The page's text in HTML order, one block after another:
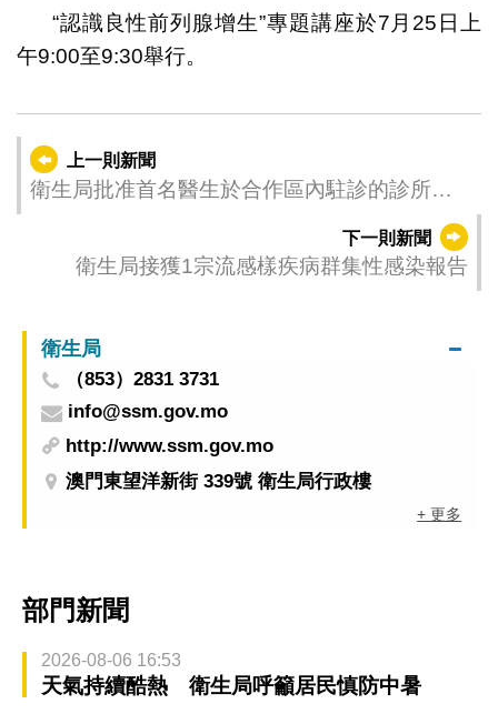
“認識良性前列腺增生”專題講座於7月25日上
午9:00至9:30舉行。
上一則新聞
衛生局批准首名醫生於合作區內駐診的診所參
下一則新聞
衛生局接獲1宗流感樣疾病群集性感染報告
衛生局
（853）2831 3731
info@ssm.gov.mo
http://www.ssm.gov.mo
澳門東望洋新街 339號 衛生局行政樓
+ 更多
部門新聞
2026-08-06 16:53
天氣持續酷熱 衛生局呼籲居民慎防中暑